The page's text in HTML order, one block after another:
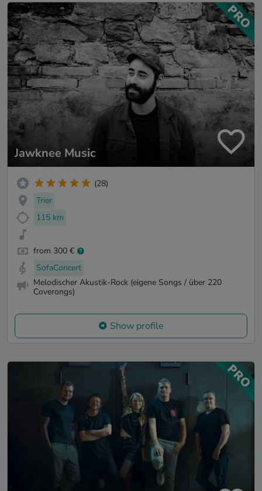
Jawknee Music
(28)
Trier
115 km
from 300 €
SofaConcert
Melodischer Akustik-Rock (eigene Songs / über 220
Coverongs)
Show profile